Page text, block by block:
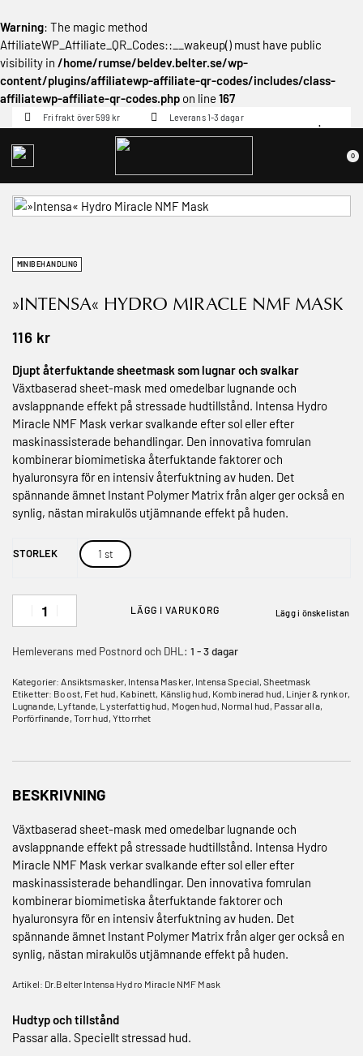
Warning: The magic method
AffiliateWP_Affiliate_QR_Codes::__wakeup() must have public
visibility in /home/rumse/beldev.belter.se/wp-
content/plugins/affiliatewp-affiliate-qr-codes/includes/class-
affiliatewp-affiliate-qr-codes.php on line 167
Fri frakt över 599 kr Leverans 1-3 dagar
0
MINIBEHANDLING
»INTENSA« HYDRO MIRACLE NMF MASK
116 kr
Djupt återfuktande sheetmask som lugnar och svalkar
Växtbaserad sheet-mask med omedelbar lugnande och
avslappnande effekt på stressade hudtillstånd. Intensa Hydro
Miracle NMF Mask verkar svalkande efter sol eller efter
maskinassisterade behandlingar. Den innovativa fomrulan
kombinerar biomimetiska återfuktande faktorer och
hyaluronsyra för en intensiv återfuktning av huden. Det
spännande ämnet Instant Polymer Matrix från alger ger också en
synlig, nästan mirakulös utjämnande effekt på huden.
STORLEK 1 st
LÄGG I VARUKORG Lägg i önskelistan
Hemleverans med Postnord och DHL: 1 - 3 dagar
Kategorier: Ansiktsmasker Intensa Masker, Intensa Special ,Sheetmask
Etiketter: Boost, Fet hud Kabinett Känslig hud Kombinerad hud Linjer & rynkor,
Lugnande, Lyftande Lysterfattig hud Mogen hud Normal hud Passar alla,
Porförfinande Torr hud ,Yttorrhet
BESKRIVNING
Växtbaserad sheet-mask med omedelbar lugnande och
avslappnande effekt på stressade hudtillstånd. Intensa Hydro
Miracle NMF Mask verkar svalkande efter sol eller efter
maskinassisterade behandlingar. Den innovativa fomrulan
kombinerar biomimetiska återfuktande faktorer och
hyaluronsyra för en intensiv återfuktning av huden. Det
spännande ämnet Instant Polymer Matrix från alger ger också en
synlig, nästan mirakulös utjämnande effekt på huden.
Artikel: Dr.Belter Intensa Hydro Miracle NMF Mask
Hudtyp och tillstånd
Passar alla. Speciellt stressad hud.